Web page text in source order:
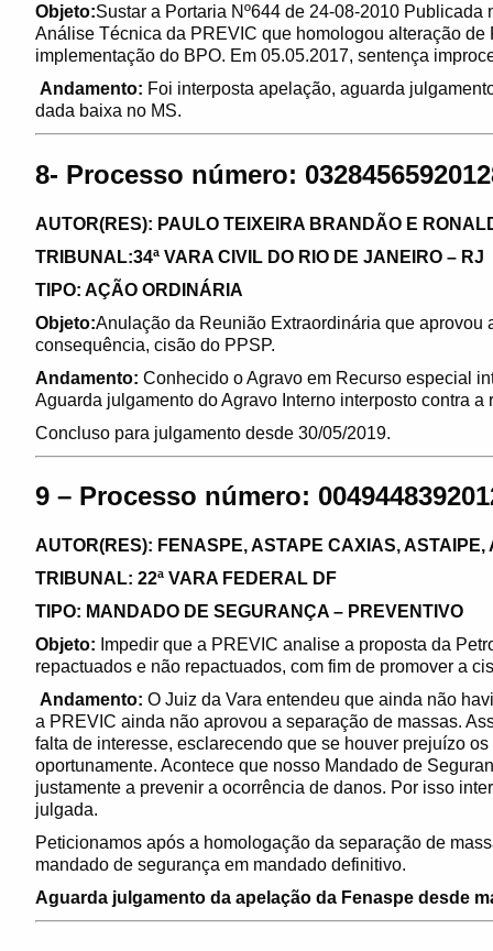
Objeto:Sustar a Portaria Nº644 de 24-08-2010
Análise Técnica da PREVIC que homologou alteração
implementação do BPO. Em 05.05.2017, sentença
Andamento: Foi interposta apelação, aguarda
dada baixa no MS.
8- Processo número:
AUTOR(RES): PAULO TEIXEIRA BRANDÃO E
TRIBUNAL:34ª VARA CIVIL DO RIO DE JANEIRO – RJ
TIPO: AÇÃO ORDINÁRIA
Objeto:Anulação da Reunião Extraordinária que aprovou
consequência, cisão do PPSP.
Andamento: Conhecido o Agravo em Recurso especial
Aguarda julgamento do Agravo Interno interposto contra a
Concluso para julgamento desde 30/05/2019.
9 – Processo número:
AUTOR(RES): FENASPE, ASTAPE CAXIAS,
TRIBUNAL: 22ª VARA FEDERAL DF
TIPO: MANDADO DE SEGURANÇA – PREVENTIVO
Objeto: Impedir que a PREVIC analise a proposta da
repactuados e não repactuados, com fim de promover a
Andamento: O Juiz da Vara entendeu que ainda não
a PREVIC ainda não aprovou a separação de massas.
falta de interesse, esclarecendo que se houver prejuízo
oportunamente. Acontece que nosso Mandado de
justamente a prevenir a ocorrência de danos. Por isso
julgada.
Peticionamos após a homologação da separação de
mandado de segurança em mandado definitivo.
Aguarda julgamento da apelação da Fenaspe desde